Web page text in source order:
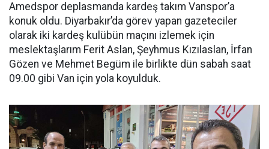
Amedspor deplasmanda kardeş takım Vanspor’a
konuk oldu. Diyarbakır’da görev yapan gazeteciler
olarak iki kardeş kulübün maçını izlemek için
meslektaşlarım Ferit Aslan, Şeyhmus Kızılaslan, İrfan
Gözen ve Mehmet Begüm ile birlikte dün sabah saat
09.00 gibi Van için yola koyulduk.